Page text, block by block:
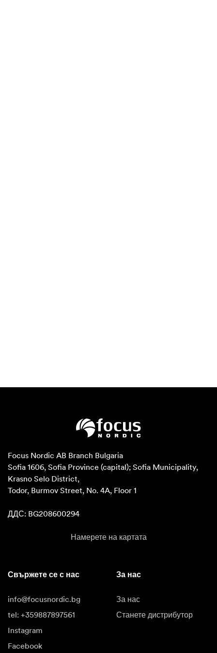
Focus Nordic AB Branch Bulgaria
Sofia 1606, Sofia Province (capital); Sofia Municipality,
Krasno Selo District,
Todor, Burmov Street, No. 4A, Floor 1
ДДС: BG208600294
Намерете на картата
Свържете се с нас
info@focusnordic.bg
tel: +359887897561
Instagram
Facebook
За нас
За нас
Станете дистрибутор